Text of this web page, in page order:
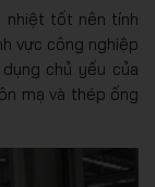
nhiệt tốt nên tính
vực công nghiệp
chủ yếu của
mạ và thép ống